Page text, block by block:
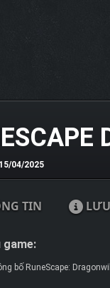
04/2025
TIN
game:
bố RuneScape: